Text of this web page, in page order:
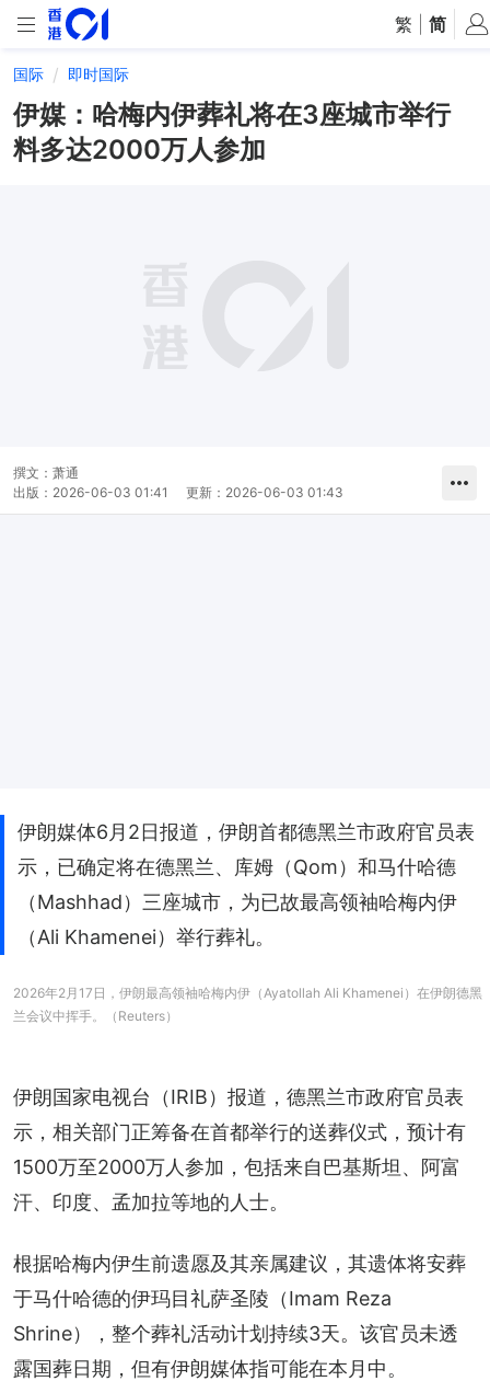
繁 简
国际 即时国际
伊媒：哈梅内伊葬礼将在3座城市举行
料多达2000万人参加
撰文： 萧通
出版： 2026-06-03 01:41 更新： 2026-06-03 01:43
伊朗媒体6月2日报道，伊朗首都德黑兰市政府官员表
示，已确定将在德黑兰、库姆（Qom）和马什哈德
（Mashhad）三座城市，为已故最高领袖哈梅内伊
（Ali Khamenei）举行葬礼。
2026年2月17日，伊朗最高领袖哈梅内伊（Ayatollah Ali Khamenei）在伊朗德黑
兰会议中挥手。（Reuters）
伊朗国家电视台（IRIB）报道，德黑兰市政府官员表
示，相关部门正筹备在首都举行的送葬仪式，预计有
1500万至2000万人参加，包括来自巴基斯坦、阿富
汗、印度、孟加拉等地的人士。
根据哈梅内伊生前遗愿及其亲属建议，其遗体将安葬
于马什哈德的伊玛目礼萨圣陵（Imam Reza
Shrine），整个葬礼活动计划持续3天。该官员未透
露国葬日期，但有伊朗媒体指可能在本月中。